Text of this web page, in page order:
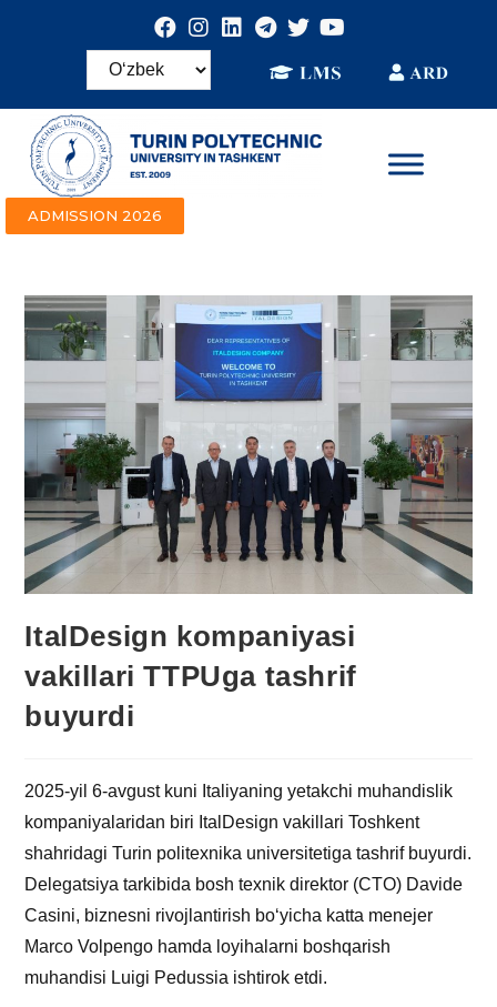
ADMISSION 2026
ItalDesign kompaniyasi
vakillari TTPUga tashrif
buyurdi
2025-yil 6-avgust kuni Italiyaning yetakchi muhandislik
kompaniyalaridan biri ItalDesign vakillari Toshkent
shahridagi Turin politexnika universitetiga tashrif buyurdi.
Delegatsiya tarkibida bosh texnik direktor (CTO) Davide
Casini, biznesni rivojlantirish bo‘yicha katta menejer
Marco Volpengo hamda loyihalarni boshqarish
muhandisi Luigi Pedussia ishtirok etdi.